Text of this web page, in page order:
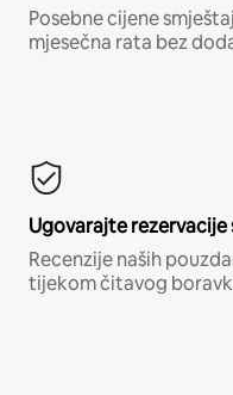
Posebne cijene
mjesečna rata bez
Ugovarajte rezervacije
Recenzije naših
tijekom čitavog